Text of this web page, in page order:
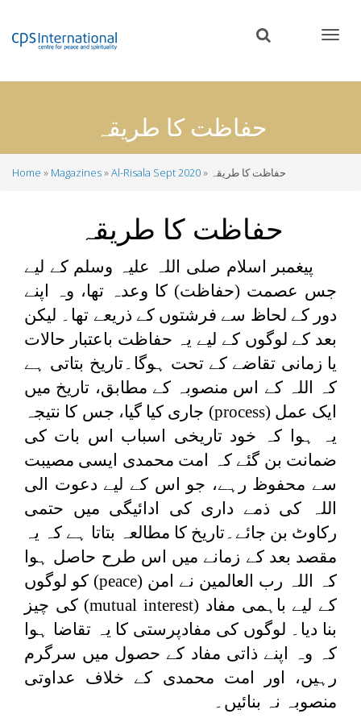
content
حفاظت کا طریقہ
Home Magazines Al-Risala Sept 2020 حفاظت کا طریقہ
حفاظت کا طریقہ
پیغمبر اسلام صلی اللہ علیہ وسلم کے لیے
جس عصمت (حفاظت) کا وعدہ تھا، وہ اپنے
دور کے لحاظ سے فرشتوں کے ذریعے تھا۔ لیکن
بعد کے لوگوں کے لیے یہ حفاظت باعتبار حالات
یا زمانی تقاضے کے تحت ہوگا۔تاریخ بتاتی ہے
کہ اللہ کے اس منصوبہ کے مطابق، تاریخ میں
ایک عمل (process) جاری کیا گیا، جس کا نتیجہ
یہ ہوا کہ خود تاریخی اسباب اس بات کی
ضمانت بن گئے کہ امت محمدی ایسی مصیبت
سے محفوظ رہے، جو اس کے لیے دعوت الی
اللہ کی ذمے داری کی ادائیگی میں حتمی
رکاوٹ بن جائے۔تاریخ کا مطالعہ بتاتا ہے کہ یہ
مقصد بعد کے زمانے میں اس طرح حاصل ہوا
کہ اللہ رب العالمین نے امن (peace) کو لوگوں
کے لیے باہمی مفاد (mutual interest) کی چیز
بنا دیا۔ لوگوں کی مفادپرستی کا یہ تقاضا ہوا
کہ وہ اپنے ذاتی مفاد کے حصول میں سرگرم
رہیں، اور امت محمدی کے خلاف عداوتی
منصوبہ نہ بنائیں۔